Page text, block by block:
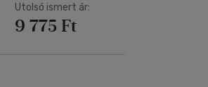
Utolsó ismert ár:
9 775 Ft